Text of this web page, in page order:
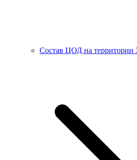
Состав ЦОД на территории